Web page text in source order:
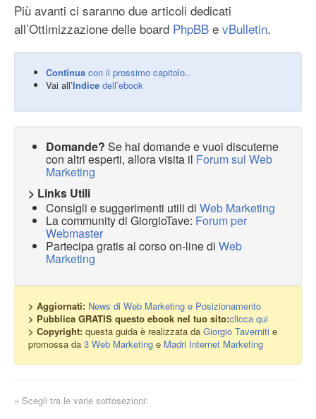
Più avanti ci saranno due articoli dedicati
all’Ottimizzazione delle board PhpBB e vBulletin.
Continua con il prossimo capitolo..
Vai all’Indice dell’ebook
Domande? Se hai domande e vuoi discuterne
con altri esperti, allora visita il Forum sul Web
Marketing
> Links Utili
Consigli e suggerimenti utili di Web Marketing
La community di GiorgioTave: Forum per
Webmaster
Partecipa gratis al corso on-line di Web
Marketing
> Aggiornati: News di Web Marketing e Posizionamento
> Pubblica GRATIS questo ebook nel tuo sito:clicca qui
> Copyright: questa guida è realizzata da Giorgio Taverniti e
promossa da 3 Web Marketing e Madri Internet Marketing
» Scegli tra le varie sottosezioni: